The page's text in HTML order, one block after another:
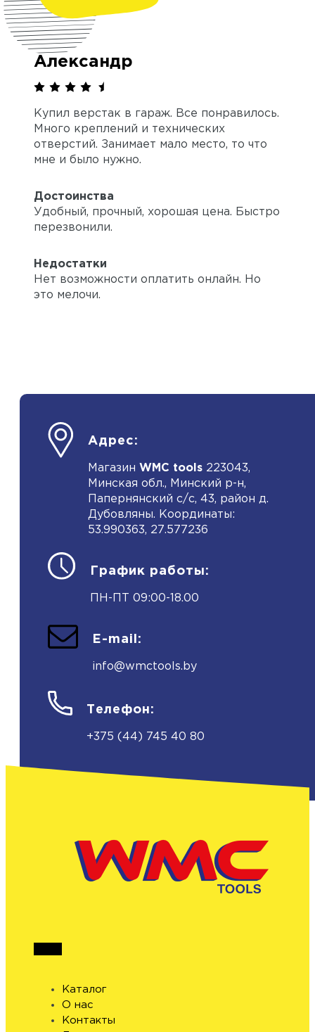
Александр
Купил верстак в гараж. Все понравилось.
Много креплений и технических
отверстий. Занимает мало место, то что
мне и было нужно.
Достоинства
Удобный, прочный, хорошая цена. Быстро
перезвонили.
Недостатки
Нет возможности оплатить онлайн. Но
это мелочи.
Адрес:
Магазин WMC tools 223043,
Минская обл., Минский р-н,
Папернянский с/с, 43, район д.
Дубовляны. Координаты:
53.990363, 27.577236
График работы:
ПН-ПТ 09:00-18.00
E-mail:
info@wmctools.by
Телефон:
+375 (44) 745 40 80
Каталог
О нас
Контакты